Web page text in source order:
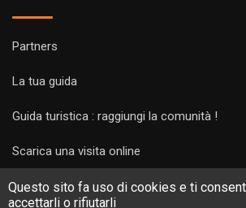
Questo sito fa uso di cookies e ti
accettarli o rifiutarli
Partners
La tua guida
Guida turistica : raggiungi la comunità !
Scarica una visita online